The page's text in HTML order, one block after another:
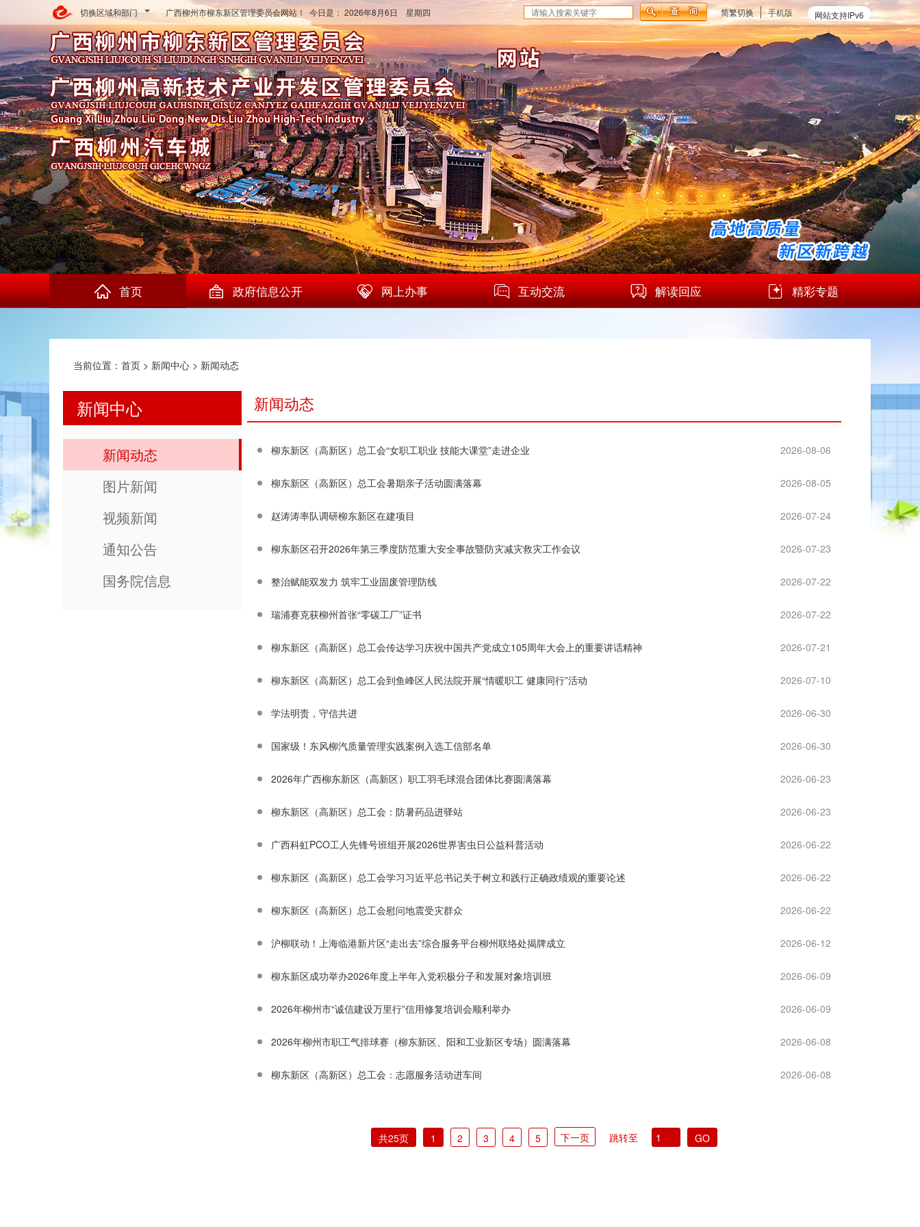
切换区域和部门 网站支持IPv6
简繁切换 手机版
广西柳州市柳东新区管理委员会网站！ 今日是： 2026年8月6日 星期四
首页 政府信息公开 网上办事 互动交流 解读回应 精彩专题
当前位置： 首页 > 新闻中心 > 新闻动态
新闻中心
新闻动态
图片新闻
视频新闻
通知公告
国务院信息
新闻动态
柳东新区（高新区）总工会“女职工职业 技能大课堂”走进企业 2026-08-06
柳东新区（高新区）总工会暑期亲子活动圆满落幕 2026-08-05
赵涛涛率队调研柳东新区在建项目 2026-07-24
柳东新区召开2026年第三季度防范重大安全事故暨防灾减灾救灾工作会议 2026-07-23
整治赋能双发力 筑牢工业固废管理防线 2026-07-22
瑞浦赛克获柳州首张“零碳工厂”证书 2026-07-22
柳东新区（高新区）总工会传达学习庆祝中国共产党成立105周年大会上的重要讲话精神 2026-07-21
柳东新区（高新区）总工会到鱼峰区人民法院开展“情暖职工 健康同行”活动 2026-07-10
学法明责，守信共进 2026-06-30
国家级！东风柳汽质量管理实践案例入选工信部名单 2026-06-30
2026年广西柳东新区（高新区）职工羽毛球混合团体比赛圆满落幕 2026-06-23
柳东新区（高新区）总工会：防暑药品进驿站 2026-06-23
广西科虹PCO工人先锋号班组开展2026世界害虫日公益科普活动 2026-06-22
柳东新区（高新区）总工会学习习近平总书记关于树立和践行正确政绩观的重要论述 2026-06-22
柳东新区（高新区）总工会慰问地震受灾群众 2026-06-22
沪柳联动！上海临港新片区“走出去”综合服务平台柳州联络处揭牌成立 2026-06-12
柳东新区成功举办2026年度上半年入党积极分子和发展对象培训班 2026-06-09
2026年柳州市“诚信建设万里行”信用修复培训会顺利举办 2026-06-09
2026年柳州市职工气排球赛（柳东新区、阳和工业新区专场）圆满落幕 2026-06-08
柳东新区（高新区）总工会：志愿服务活动进车间 2026-06-08
共25页 1 2 3 4 5 下一页 跳转至 GO